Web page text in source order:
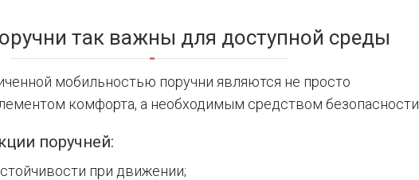
так важны для доступной среды
мобильностью поручни являются не просто
комфорта, а необходимым средством безопасности.
поручней:
при движении;